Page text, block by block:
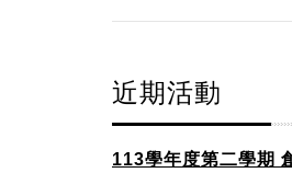
近期活動
113學年度第二學期